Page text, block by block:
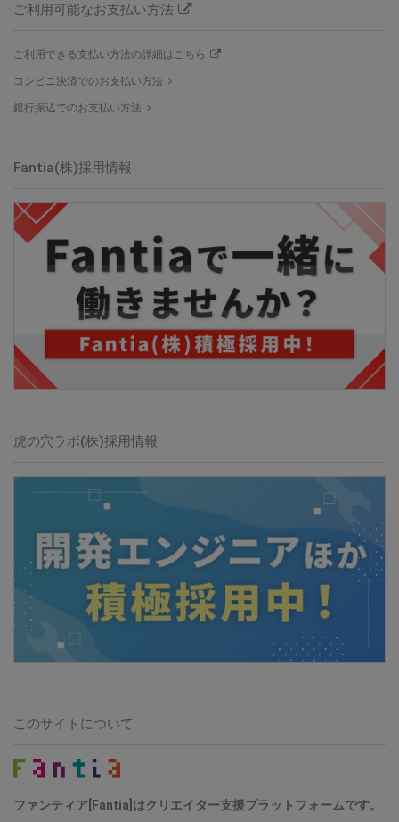
ご利用可能なお支払い方法
ご利用できる支払い方法の詳細はこちら
コンビニ決済でのお支払い方法
銀行振込でのお支払い方法
Fantia(株)採用情報
虎の穴ラボ(株)採用情報
このサイトについて
ファンティア[Fantia]はクリエイター支援プラットフォームです。